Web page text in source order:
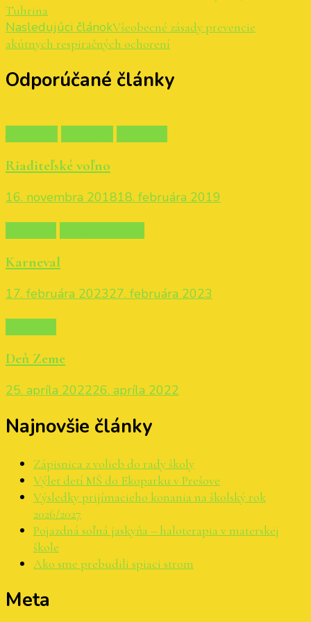
Tuhrina
Nasledujúci článokVšeobecné zásady prevencie
akútnych respiračných ochorení
Odporúčané články
Riaditeľské voľno
16. novembra 201818. februára 2019
Karneval
17. februára 202327. februára 2023
Deň Zeme
25. apríla 202226. apríla 2022
Najnovšie články
Zápisnica z volieb do rady školy
Výlet detí MŠ do Ekoparku v Prešove
Výsledky prijímacieho konania na školský rok
2026/2027
Pojazdná soľná jaskyňa – haloterapia v materskej
škole
Ako sme prebudili spiaci strom
Meta